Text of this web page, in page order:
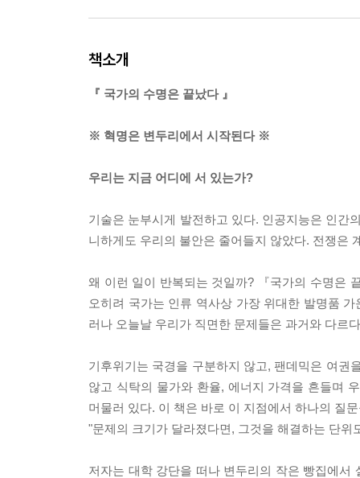
책소개
『 국가의 수명은 끝났다 』
※ 혁명은 변두리에서 시작된다 ※
우리는 지금 어디에 서 있는가?
기술은 눈부시게 발전하고 있다. 인공지능은 인간
니하게도 우리의 불안은 줄어들지 않았다. 전쟁은
왜 이런 일이 반복되는 것일까? 『국가의 수명은
오히려 국가는 인류 역사상 가장 위대한 발명품
러나 오늘날 우리가 직면한 문제들은 과거와 다르
기후위기는 국경을 구분하지 않고, 팬데믹은 여권
않고 식탁의 물가와 환율, 에너지 가격을 흔들며
머물러 있다. 이 책은 바로 이 지점에서 하나의 질
"문제의 크기가 달라졌다면, 그것을 해결하는 단위
저자는 대학 강단을 떠나 변두리의 작은 빵집에